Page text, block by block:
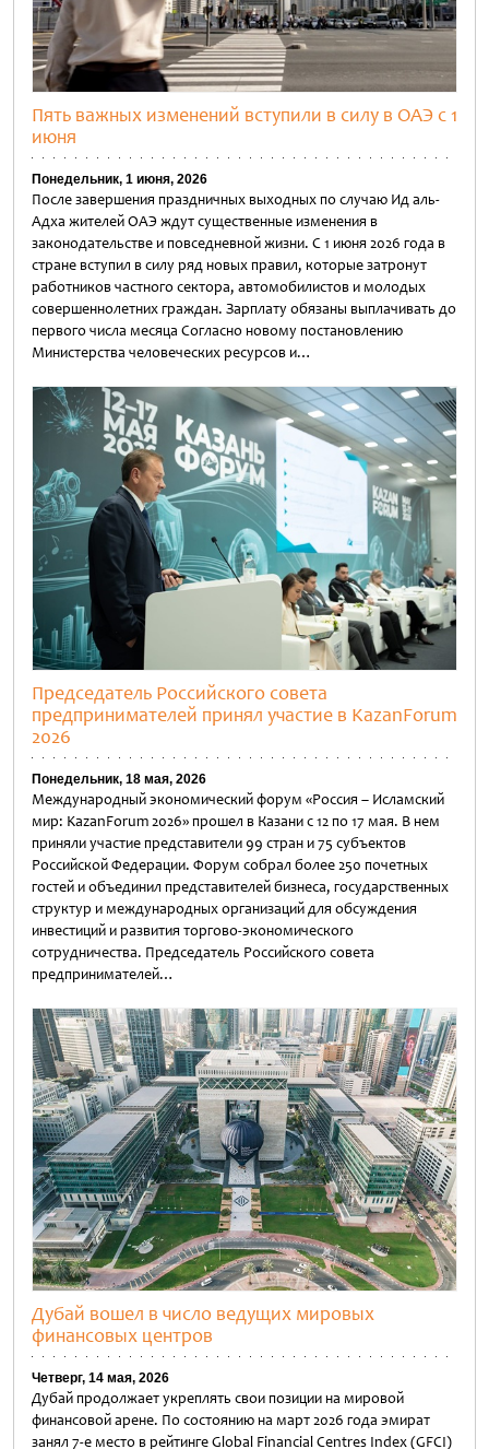
Пять важных изменений вступили в силу в ОАЭ с 1
июня
Понедельник, 1 июня, 2026
После завершения праздничных выходных по случаю Ид аль-
Адха жителей ОАЭ ждут существенные изменения в
законодательстве и повседневной жизни. С 1 июня 2026 года в
стране вступил в силу ряд новых правил, которые затронут
работников частного сектора, автомобилистов и молодых
совершеннолетних граждан. Зарплату обязаны выплачивать до
первого числа месяца Согласно новому постановлению
Министерства человеческих ресурсов и…
Председатель Российского совета
предпринимателей принял участие в KazanForum
2026
Понедельник, 18 мая, 2026
Международный экономический форум «Россия – Исламский
мир: KazanForum 2026» прошел в Казани с 12 по 17 мая. В нем
приняли участие представители 99 стран и 75 субъектов
Российской Федерации. Форум собрал более 250 почетных
гостей и объединил представителей бизнеса, государственных
структур и международных организаций для обсуждения
инвестиций и развития торгово-экономического
сотрудничества. Председатель Российского совета
предпринимателей…
Дубай вошел в число ведущих мировых
финансовых центров
Четверг, 14 мая, 2026
Дубай продолжает укреплять свои позиции на мировой
финансовой арене. По состоянию на март 2026 года эмират
занял 7-е место в рейтинге Global Financial Centres Index (GFCI)